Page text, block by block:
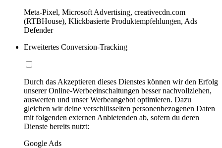
Meta-Pixel, Microsoft Advertising, creativecdn.com
(RTBHouse), Klickbasierte Produktempfehlungen, Ads
Defender
Erweitertes Conversion-Tracking
Durch das Akzeptieren dieses Dienstes können wir den Erfolg
unserer Online-Werbeeinschaltungen besser nachvollziehen,
auswerten und unser Werbeangebot optimieren. Dazu
gleichen wir deine verschlüsselten personenbezogenen Daten
mit folgenden externen Anbietenden ab, sofern du deren
Dienste bereits nutzt:
Google Ads